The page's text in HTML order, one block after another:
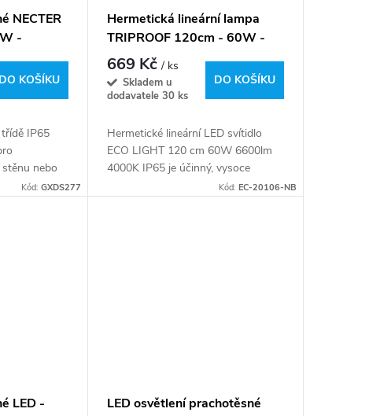
NECTER
-
DO KOŠÍKU
IP65
nebo
Kód: GXDS277
Hermetická lineární lampa
TRIPROOF 120cm - 60W -
neutrální bílá
669 Kč/ ks
Skladem u
dodavatele 30 ks
DO KOŠÍKU
Hermetické lineární LED svítidlo
ECO LIGHT 120 cm 60W 6600lm
4000K IP65 je účinný, vysoce
výkonný světelný zdroj s vysokou
Kód: EC-20106-NB
LED -
LED osvětlení prachotěsné